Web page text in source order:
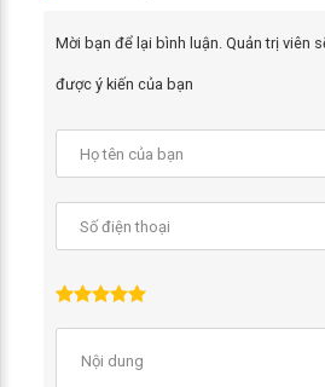
Mời bạn để lại bình luận. Quản trị viên
được ý kiến của bạn